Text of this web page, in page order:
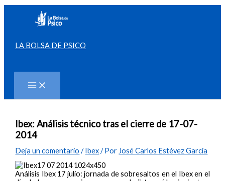
contenido
LA BOLSA DE PSICO
Ibex: Análisis técnico tras el cierre de 17-07-
2014
Deja un comentario /Ibex/ Por José Carlos Estévez García
Análisis Ibex 17 julio: jornada de sobresaltos en el Ibex en el